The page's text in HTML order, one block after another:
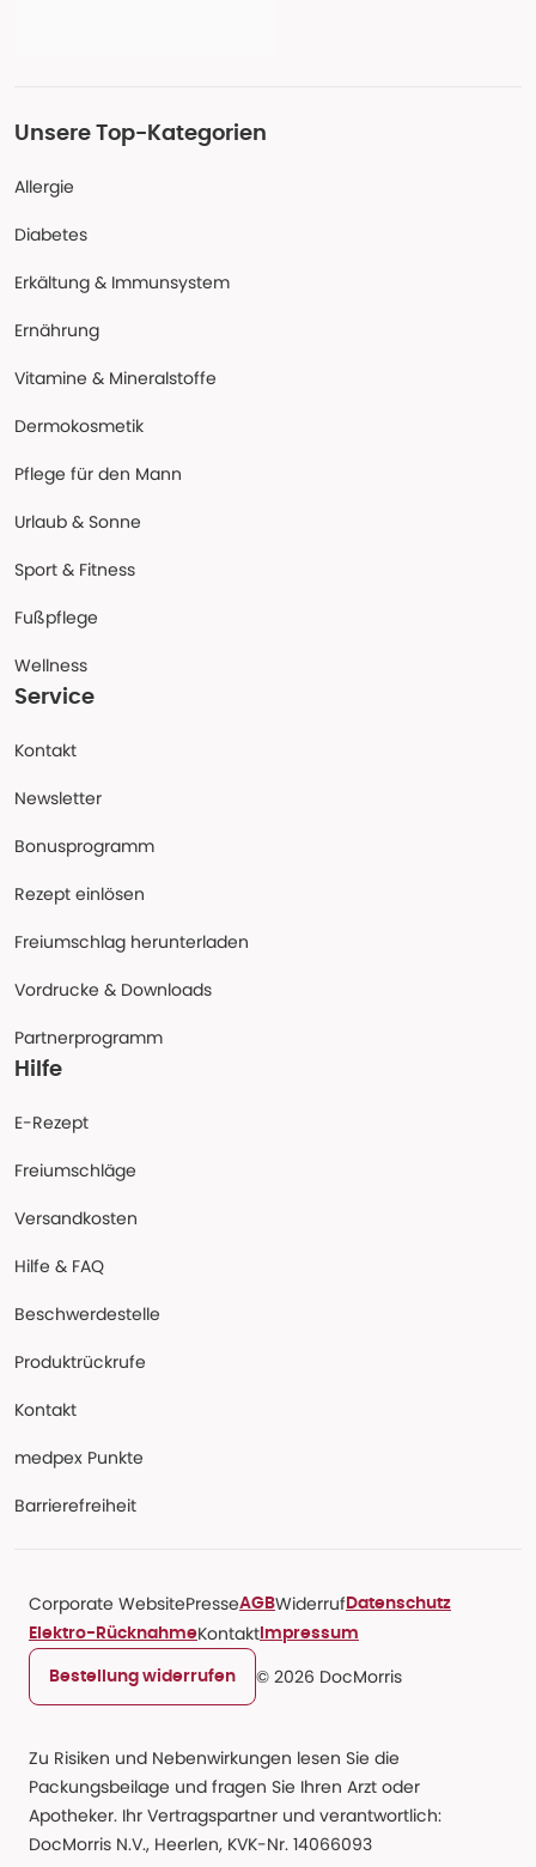
Unsere Top-Kategorien
Allergie
Diabetes
Erkältung & Immunsystem
Ernährung
Vitamine & Mineralstoffe
Dermokosmetik
Pflege für den Mann
Urlaub & Sonne
Sport & Fitness
Fußpflege
Wellness
Service
Kontakt
Newsletter
Bonusprogramm
Rezept einlösen
Freiumschlag herunterladen
Vordrucke & Downloads
Partnerprogramm
Hilfe
E-Rezept
Freiumschläge
Versandkosten
Hilfe & FAQ
Beschwerdestelle
Produktrückrufe
Kontakt
medpex Punkte
Barrierefreiheit
Corporate WebsitePresseAGBWiderruf Datenschutz
Elektro-RücknahmeKontakt Impressum
Bestellung widerrufen © 2026 DocMorris
Zu Risiken und Nebenwirkungen lesen Sie die
Packungsbeilage und fragen Sie Ihren Arzt oder
Apotheker. Ihr Vertragspartner und verantwortlich:
DocMorris N.V., Heerlen, KVK-Nr. 14066093